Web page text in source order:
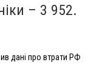
– 3 952.
дані про втрати РФ